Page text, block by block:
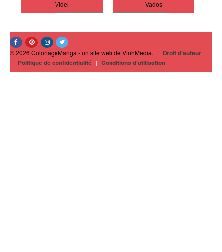
Videl Vados
© 2026 ColoriageManga - un site web de VinhMedia. | Droit d'auteur
| Politique de confidentialité | Conditions d'utilisation